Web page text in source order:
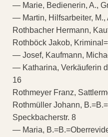
— Marie, Bedienerin, A.,
— Martin, Hilfsarbeiter, M.,
Rothbacher Hermann,
Rothböck Jakob,
— Josef, Kaufmann,
— Katharina, Verkäuferin
16
Rothmeyer Franz,
Rothmüller Johann,
Speckbacherstr. 8
— Maria,